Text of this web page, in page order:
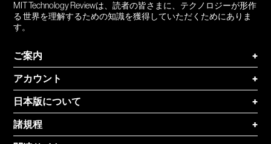
MIT Technology Reviewは、読者の皆さまに、テクノロジーが形作
る 世界を理解するための知識を獲得していただくためにありま
す。
ご案内
+
アカウント
+
日本版について
+
諸規程
+